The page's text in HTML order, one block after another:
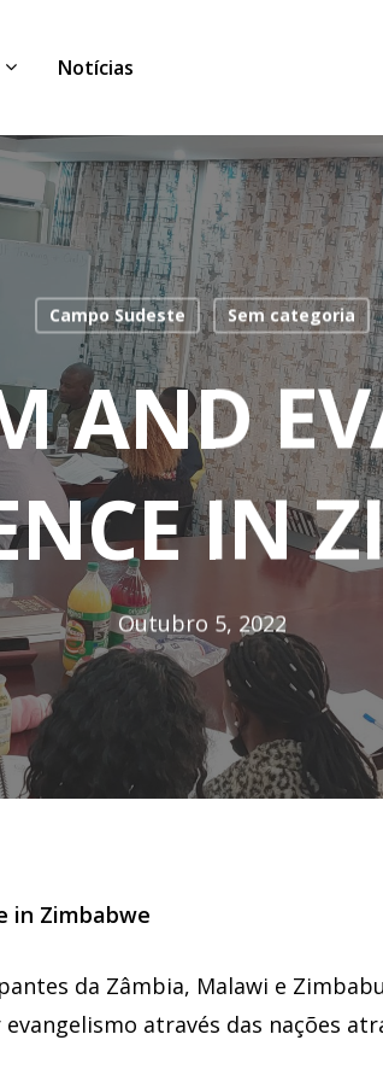
Notícias
Campo Sudeste Sem categoria
AND
IN
Outubro 5, 2022
in Zimbabwe
da Zâmbia, Malawi e
através das nações